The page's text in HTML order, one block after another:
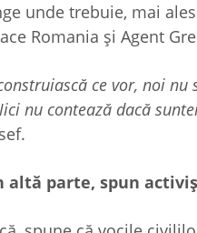
unde trebuie, mai
Romania și Agent
ce vor, noi nu
nu contează dacă
altă parte, spun